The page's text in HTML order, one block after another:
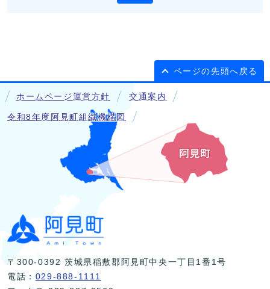
ページの先頭へ戻る
ホームページ運営方針 交通案内
令和8年度阿見町組織機構図
〒300-0392 茨城県稲敷郡阿見町中央一丁目1番1号
電話： 029-888-1111